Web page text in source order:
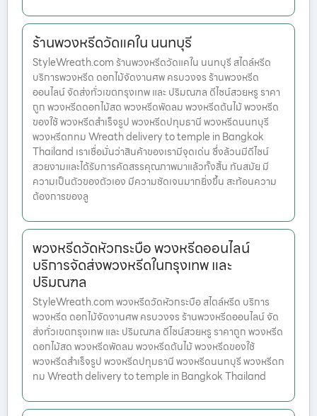
ร้านพวงหรีดวัดแคใน นนทบุรี
StyleWreath.com ร้านพวงหรีดวัดแคใน นนทบุรี สไตล์หรีด
บริการพวงหรีด ดอกไม้จัดงานศพ ครบวงจร ร้านพวงหรีด
ออนไลน์ จัดส่งทั่วเขตกรุงเทพ และ ปริมณฑล ดีไซน์สวยหรู ราคา
ถูก พวงหรีดดอกไม้สด พวงหรีดพัดลม พวงหรีดต้นไม้ พวงหรีด
ของใช้ พวงหรีดสำเร็จรูป พวงหรีดปทุมธานี พวงหรีดนนทบุรี
พวงหรีดกทม Wreath delivery to temple in Bangkok
Thailand เราเชื่อมั่นว่าสินค้าของเรามีจุดเด่น ซึ่งล้วนมีดีไซน์
สวยงามและได้รับการคัดสรรคุณภาพมาแล้วทั้งสิ้น ทันสมัย มี
ความเป็นตัวของตัวเอง มีความชัดเจนมากยิ่งขึ้น สะท้อนความ
ต้องการของลู
พวงหรีดวัดหัวกระบือ พวงหรีดออนไลน์
บริการจัดส่งพวงหรีดในกรุงเทพ และ
ปริมณฑล
StyleWreath.com พวงหรีดวัดหัวกระบือ สไตล์หรีด บริการ
พวงหรีด ดอกไม้จัดงานศพ ครบวงจร ร้านพวงหรีดออนไลน์ จัด
ส่งทั่วเขตกรุงเทพ และ ปริมณฑล ดีไซน์สวยหรู ราคาถูก พวงหรีด
ดอกไม้สด พวงหรีดพัดลม พวงหรีดต้นไม้ พวงหรีดของใช้
พวงหรีดสำเร็จรูป พวงหรีดปทุมธานี พวงหรีดนนทบุรี พวงหรีดก
ทม Wreath delivery to temple in Bangkok Thailand